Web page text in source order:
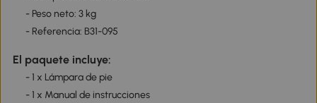
- Peso neto: 3 kg
- Referencia: B31-095
El paquete incluye:
- 1 x Lámpara de pie
- 1 x Manual de instrucciones